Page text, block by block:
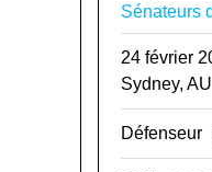
Sénateurs
24 février
Sydney, AU
Défenseur